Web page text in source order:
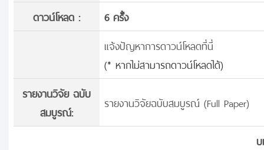
ดาวน์โหลด :
6 ครั้้ง
แจ้งปัญหาการดาวน์โหลดที่นี่
(* หากไม่สามารถดาวน์โหลดได้)
รายงานวิจัย ฉบับ
สมบูรณ์:
รายงานวิจัยฉบับสมบูรณ์ (Full Paper)